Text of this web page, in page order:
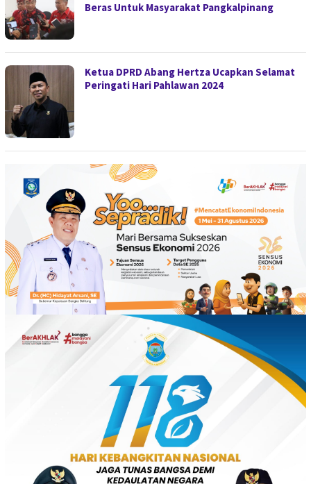
Beras Untuk Masyarakat Pangkalpinang
Ketua DPRD Abang Hertza Ucapkan Selamat
Peringati Hari Pahlawan 2024